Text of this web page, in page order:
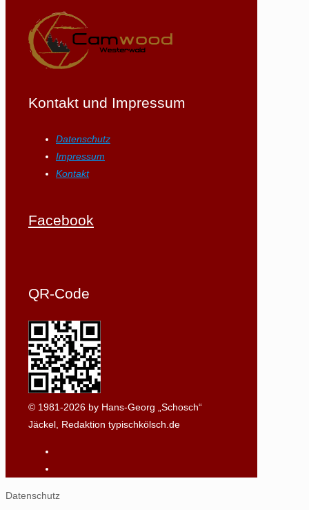
Kontakt und Impressum
Datenschutz
Impressum
Kontakt
Facebook
QR-Code
© 1981-2026 by Hans-Georg „Schosch“
Jäckel, Redaktion typischkölsch.de
Datenschutz